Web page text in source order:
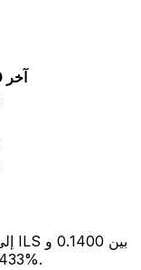
آخر 90 يوماً
0.1433. كان المتوسط 0.1420 مع تقلبات 0.78%.